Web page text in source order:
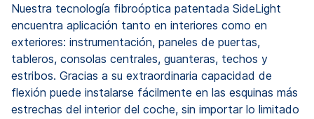
Nuestra tecnología fibroóptica patentada SideLight
encuentra aplicación tanto en interiores como en
exteriores: instrumentación, paneles de puertas,
tableros, consolas centrales, guanteras, techos y
estribos. Gracias a su extraordinaria capacidad de
flexión puede instalarse fácilmente en las esquinas más
estrechas del interior del coche, sin importar lo limitado